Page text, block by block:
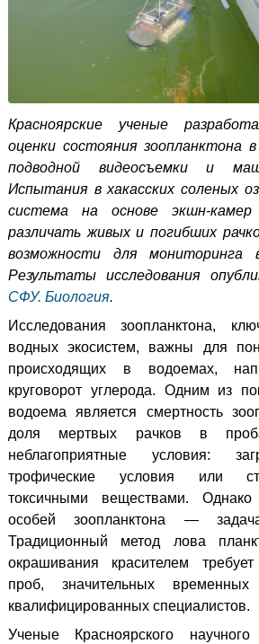
Красноярские ученые
оценки состояния зоопланктона
подводной видеосъемки и
Испытания в хакасских соленых
система на основе экшн-
различать живых и погибших
возможности для мониторинга
Результаты исследования
СФУ. Биология.
Исследования зоопланктона,
водных экосистем, важны для
происходящих в водоемах,
круговорот углерода. Одним из
водоема является смертность
доля мертвых рачков в
неблагоприятные условия:
трофические условия или
токсичными веществами. Однако
особей зоопланктона —
Традиционный метод лова
окрашивания красителем
проб, значительных
квалифицированных специалистов.
Ученые Красноярского